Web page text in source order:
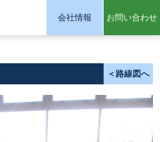
会社情報 お問い合わせ
＜路線図へ